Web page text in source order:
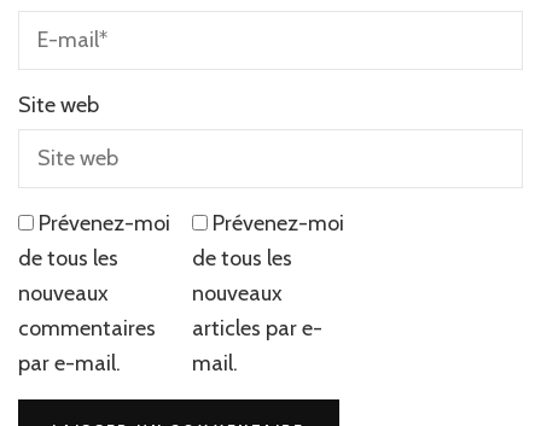
Site web
Prévenez-moi
de tous les
nouveaux
commentaires
par e-mail.
Prévenez-moi
de tous les
nouveaux
articles par e-
mail.